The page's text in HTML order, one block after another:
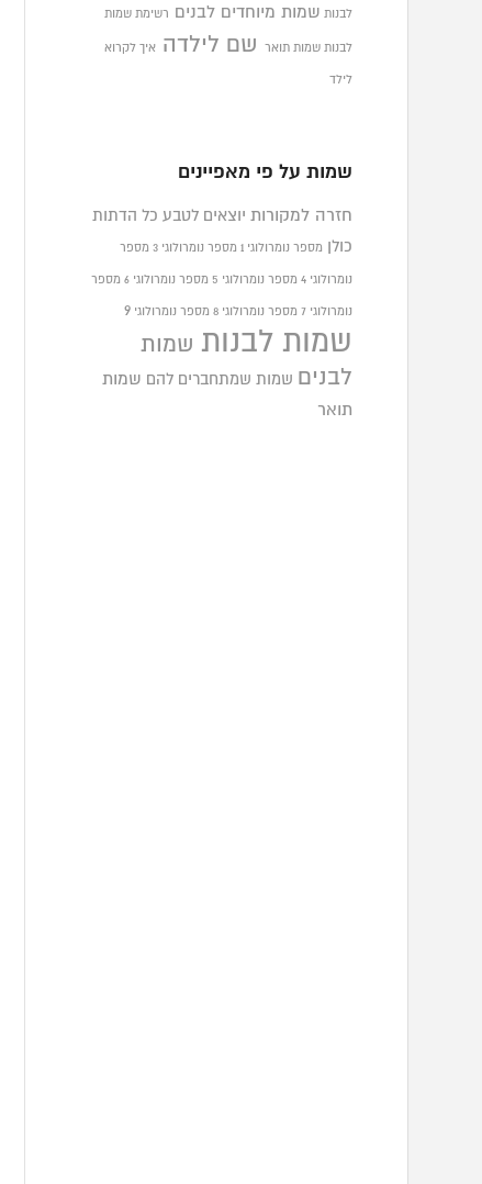
לבנות שמות מיוחדים לבנים רשימת שמות
לבנות שמות תואר שם לילדה איך לקרוא
לילד
שמות על פי מאפיינים
חזרה למקורות יוצאים לטבע כל הדתות
כולן מספר נומרולוגי 1 מספר נומרולוגי 3 מספר
נומרולוגי 4 מספר נומרולוגי 5 מספר נומרולוגי 6 מספר
נומרולוגי 7 מספר נומרולוגי 8 מספר נומרולוגי9
שמות לבנות שמות
לבנים
שמות שמתחברים להם שמות
תואר